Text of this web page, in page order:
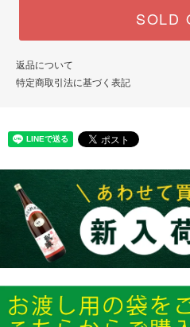
SOLD
返品について
特定商取引法に基づく表記